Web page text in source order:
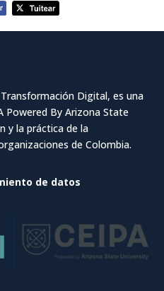
Digital, es una
Powered By Arizona State
y la práctica de la
de Colombia.
de datos